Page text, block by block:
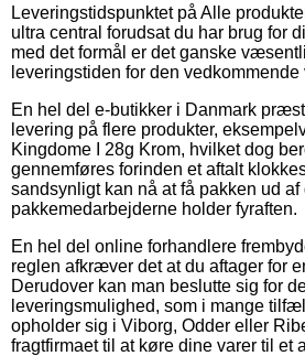
Leveringstidspunktet på Alle
ultra central forudsat du har brug for
med det formål er det ganske
leveringstiden for den vedkommende
En hel del e-butikker i Danmark
levering på flere produkter,
Kingdome I 28g Krom, hvilket dog
gennemføres forinden et aftalt
sandsynligt kan nå at få pakken ud
pakkemedarbejderne holder fyraften.
En hel del online forhandlere
reglen afkræver det at du aftager for
Derudover kan man beslutte sig for
leveringsmulighed, som i mange
opholder sig i Viborg, Odder eller
fragtfirmaet til at køre dine varer til et